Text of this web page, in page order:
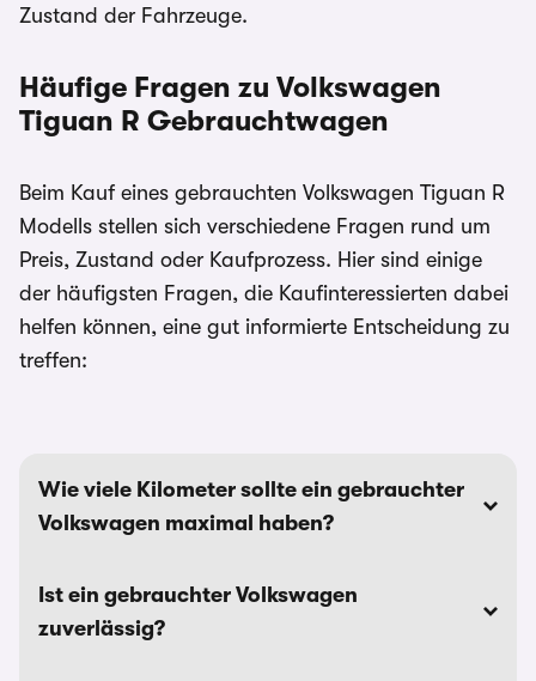
Zustand der Fahrzeuge.
Häufige Fragen zu Volkswagen
Tiguan R Gebrauchtwagen
Beim Kauf eines gebrauchten Volkswagen Tiguan R
Modells stellen sich verschiedene Fragen rund um
Preis, Zustand oder Kaufprozess. Hier sind einige
der häufigsten Fragen, die Kaufinteressierten dabei
helfen können, eine gut informierte Entscheidung zu
treffen:
Wie viele Kilometer sollte ein gebrauchter
Volkswagen maximal haben?
Ist ein gebrauchter Volkswagen
zuverlässig?